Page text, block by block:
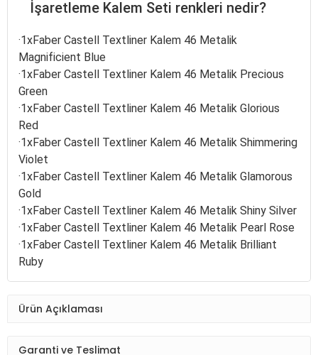
İşaretleme Kalem Seti renkleri nedir?
·1xFaber Castell Textliner Kalem 46 Metalik
Magnificient Blue
·1xFaber Castell Textliner Kalem 46 Metalik Precious
Green
·1xFaber Castell Textliner Kalem 46 Metalik Glorious
Red
·1xFaber Castell Textliner Kalem 46 Metalik Shimmering
Violet
·1xFaber Castell Textliner Kalem 46 Metalik Glamorous
Gold
·1xFaber Castell Textliner Kalem 46 Metalik Shiny Silver
·1xFaber Castell Textliner Kalem 46 Metalik Pearl Rose
·1xFaber Castell Textliner Kalem 46 Metalik Brilliant
Ruby
Ürün Açıklaması
Garanti ve Teslimat